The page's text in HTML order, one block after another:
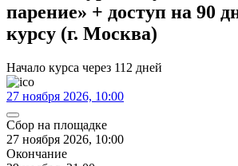
парение» + доступ на 90
курсу (г. Москва)
Начало курса через 112 дней
27 ноября 2026, 10:00
Сбор на площадке
27 ноября 2026, 10:00
Окончание